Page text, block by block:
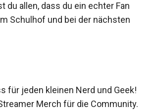
du allen, dass du ein echter Fan
Schulhof und bei der nächsten
für jeden kleinen Nerd und Geek!
Merch für die Community.